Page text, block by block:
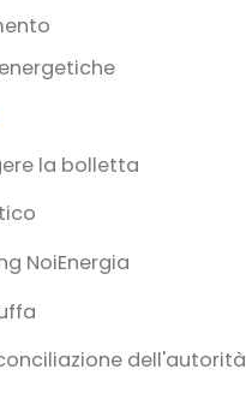
la bolletta
NoiEnergia
dell'autorità